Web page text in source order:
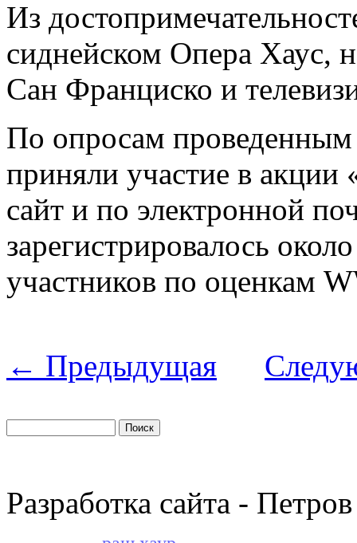
Из
сиднейском Опера Хаус,
Сан Франциско и
По опросам проведенным
приняли участие в акции
сайт и по электронной
зарегистрировалось
участников по оценкам
← Предыдущая
Разработка сайта -